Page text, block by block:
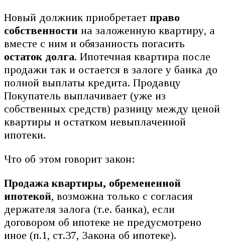
Новый должник приобретает право
собственности на заложенную квартиру, а
вместе с ним и обязанность погасить
остаток долга. Ипотечная квартира после
продажи так и остается в залоге у банка до
полной выплаты кредита. Продавцу
Покупатель выплачивает (уже из
собственных средств) разницу между ценой
квартиры и остатком невыплаченной
ипотеки.
Что об этом говорит закон:
Продажа квартиры, обремененной
ипотекой, возможна только с согласия
держателя залога (т.е. банка), если
договором об ипотеке не предусмотрено
иное (п.1, ст.37, Закона об ипотеке).